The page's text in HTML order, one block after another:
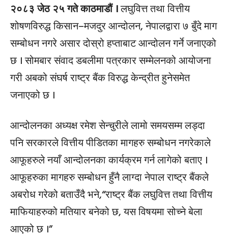
२०८३ जेठ २५ गते काठमाडौं ।लघुवित्त तथा वित्तीय
शोषणविरुद्ध किसान–मजदुर आन्दोलन, नेपालद्वारा ७ बुँदे माग
सम्बोधन नगरे असार दोस्रो हप्ताबाट आन्दोलन गर्ने जनाएको
छ । सोमबार संवाद डबलीमा पत्रकार सम्मेलनको आयोजना
गरी अबको संघर्ष राष्ट्र बैंक विरुद्ध केन्द्रीत हुनेसमेत
जनाएको छ ।
आन्दोलनका अध्यक्ष रमेश सेन्चुरीले लामो समयसम्म लड्दा
पनि सरकारले वित्तीय पीडितका मागहरु सम्बोधन नगरेकाले
आफूहरुले नयाँ आन्दोलनका कार्यक्रम गर्न लागेको बताए ।
आफूहरुका मागहरु सम्बोधन हुँनै लाग्दा नेपाल राष्ट्र बैंकले
अबरोध गरेको बताउँदै भने,“राष्ट्र बैंक लघुवित्त तथा वित्तीय
माफियाहरुको मतियार बनेको छ, यस विषयमा सोच्ने बेला
आएको छ ।”